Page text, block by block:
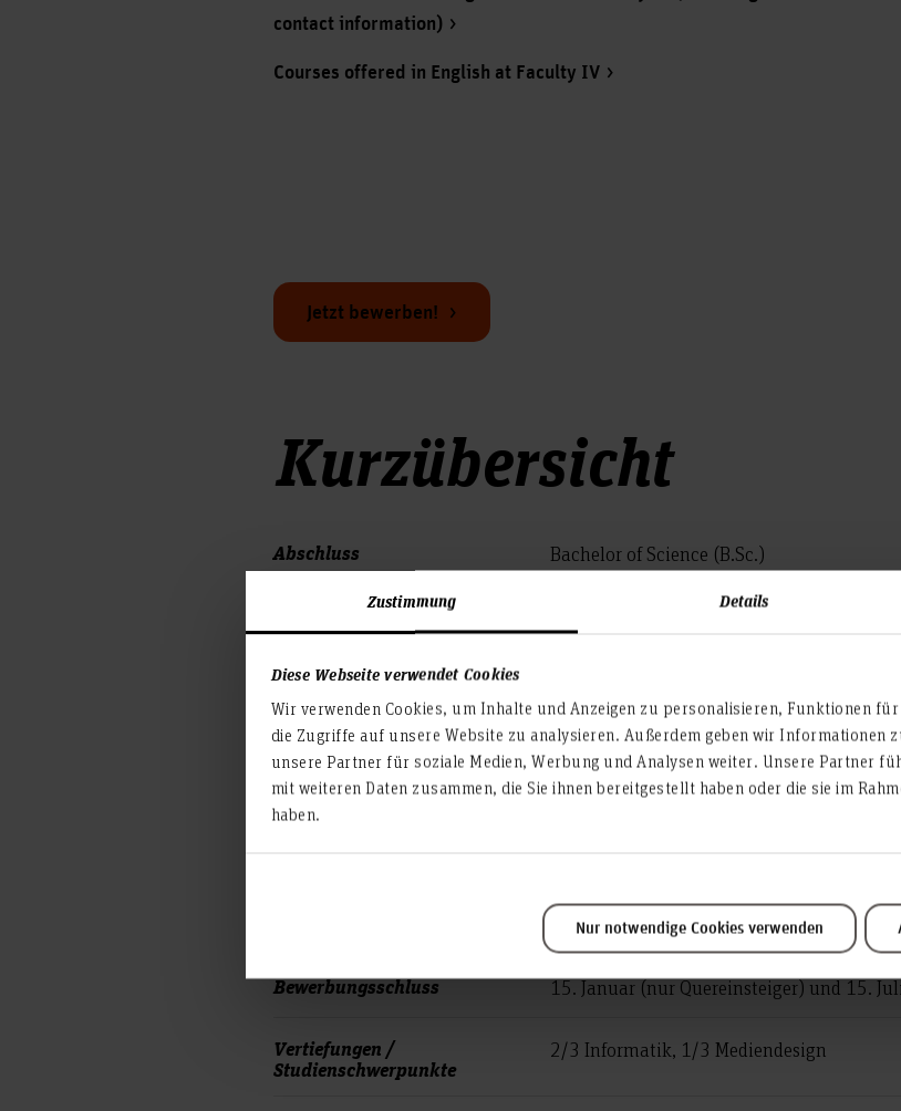
Zustimmung Details
Diese Webseite verwendet Cookies
Wir verwenden Cookies, um Inhalte und Anzeigen zu personalisieren, Funktionen
die Zugriffe auf unsere Website zu analysieren. Außerdem geben wir Informationen
unsere Partner für soziale Medien, Werbung und Analysen weiter. Unsere Partner
mit weiteren Daten zusammen, die Sie ihnen bereitgestellt haben oder die sie im
haben.
Nur notwendige Cookies verwenden
contact information)
Courses offered in English at Faculty IV
Jetzt bewerben!
Kurzübersicht
Abschluss Bachelor of Science (B.Sc.)
Studienbeginn
Fächergruppe
Studienform Voll- und Teilzeit
Zulassungsmodus örtlich zulassungs­beschränkt
7 Semester
Bewerbungsschluss 15. Januar (nur Quereinsteiger) und 15.
Vertiefungen /
Studienschwerpunkte
2/3 Informatik, 1/3 Mediendesign